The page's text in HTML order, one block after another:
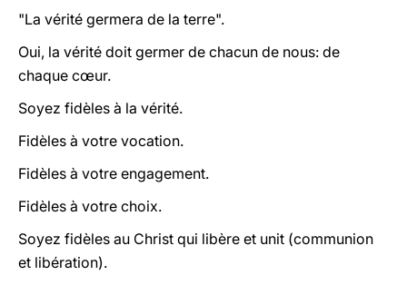
"La vérité germera de la terre".
Oui, la vérité doit germer de chacun de nous: de
chaque cœur.
Soyez fidèles à la vérité.
Fidèles à votre vocation.
Fidèles à votre engagement.
Fidèles à votre choix.
Soyez fidèles au Christ qui libère et unit (communion
et libération).